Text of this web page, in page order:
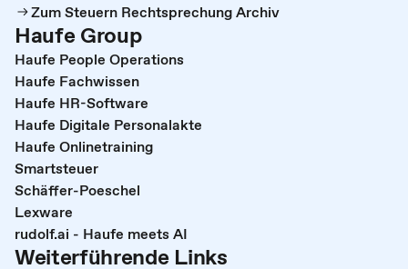
Zum Steuern Rechtsprechung Archiv
Haufe Group
Haufe People Operations
Haufe Fachwissen
Haufe HR-Software
Haufe Digitale Personalakte
Haufe Onlinetraining
Smartsteuer
Schäffer-Poeschel
Lexware
rudolf.ai - Haufe meets AI
Weiterführende Links